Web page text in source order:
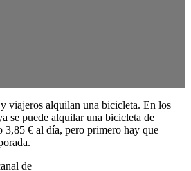
viajeros alquilan una bicicleta. En los
se puede alquilar una bicicleta de
3,85 € al día, pero primero hay que
de